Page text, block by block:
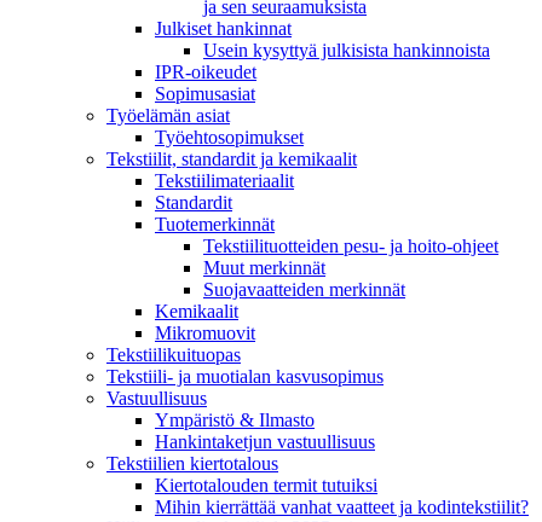
ja sen seuraamuksista
Julkiset hankinnat
Usein kysyttyä julkisista hankinnoista
IPR-oikeudet
Sopimusasiat
Työelämän asiat
Työehto­sopimukset
Tekstiilit, standardit ja kemikaalit
Tekstiilimateriaalit
Standardit
Tuotemerkinnät
Tekstiilituotteiden pesu- ja hoito-ohjeet
Muut merkinnät
Suojavaatteiden merkinnät
Kemikaalit
Mikromuovit
Tekstiilikuitu­opas
Tekstiili- ja muotialan kasvusopimus
Vastuullisuus
Ympäristö & Ilmasto
Hankintaketjun vastuullisuus
Tekstiilien kiertotalous
Kiertotalouden termit tutuiksi
Mihin kierrättää vanhat vaatteet ja kodintekstiilit?